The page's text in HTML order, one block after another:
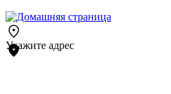
Укажите адрес